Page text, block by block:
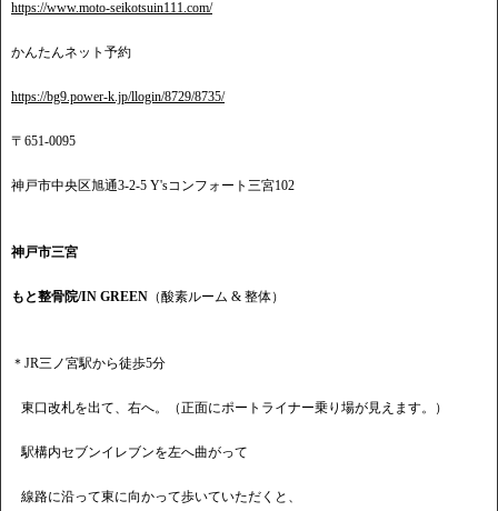
https://www.moto-seikotsuin111.com/
かんたんネット予約
https://bg9.power-k.jp/llogin/8729/8735/
〒651-0095
神戸市中央区旭通3-2-5 Y'sコンフォート三宮102
神戸市三宮
もと整骨院/IN GREEN （酸素ルーム & 整体）
＊JR三ノ宮駅から徒歩5分
東口改札を出て、右へ。（正面にポートライナー乗り場が見えます。）
駅構内セブンイレブンを左へ曲がって
線路に沿って東に向かって歩いていただくと、